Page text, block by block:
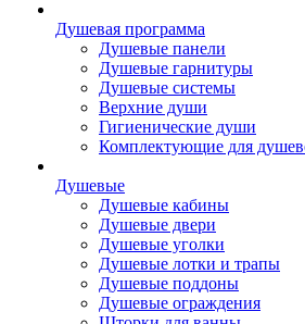
Душевая программа
Душевые панели
Душевые гарнитуры
Душевые системы
Верхние души
Гигиенические души
Комплектующие для
Душевые
Душевые кабины
Душевые двери
Душевые уголки
Душевые лотки и трапы
Душевые поддоны
Душевые ограждения